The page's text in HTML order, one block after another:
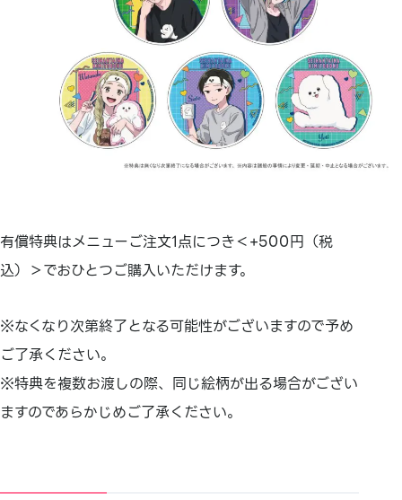
有償特典はメニューご注文1点につき＜+500円（税
込）＞でおひとつご購入いただけます。
※なくなり次第終了となる可能性がございますので予め
ご了承ください。
※特典を複数お渡しの際、同じ絵柄が出る場合がござい
ますのであらかじめご了承ください。